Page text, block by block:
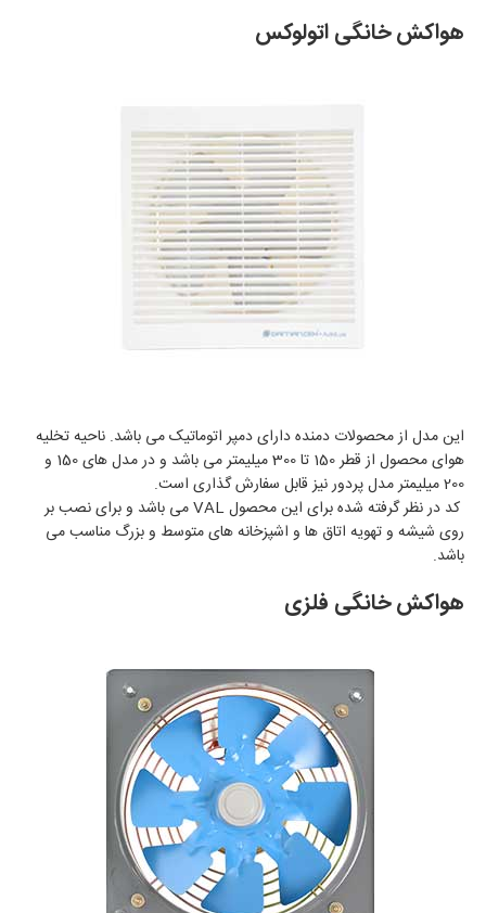
هواکش خانگی اتولوکس
این مدل از محصولات دمنده دارای دمپر اتوماتیک می باشد. ناحیه تخلیه
هوای محصول از قطر 150 تا 300 میلیمتر می باشد و در مدل های 150 و
200 میلیمتر مدل پردور نیز قابل سفارش گذاری است.
کد در نظر گرفته شده برای این محصول VAL می باشد و برای نصب بر
روی شیشه و تهویه اتاق ها و اشپزخانه های متوسط و بزرگ مناسب می
باشد.
هواکش خانگی فلزی